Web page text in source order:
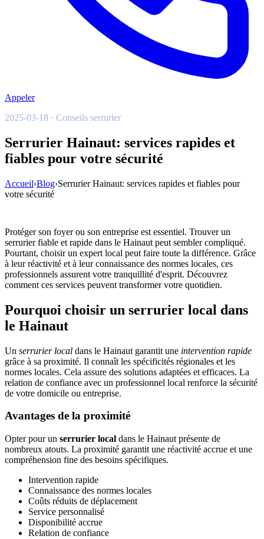
Appeler
2025-03-18 · Conseils serrurier
Serrurier Hainaut: services rapides et
fiables pour votre sécurité
Accueil›Blog›Serrurier Hainaut: services rapides et fiables pour
votre sécurité
Protéger son foyer ou son entreprise est essentiel. Trouver un
serrurier fiable et rapide dans le Hainaut peut sembler compliqué.
Pourtant, choisir un expert local peut faire toute la différence. Grâce
à leur réactivité et à leur connaissance des normes locales, ces
professionnels assurent votre tranquillité d'esprit. Découvrez
comment ces services peuvent transformer votre quotidien.
Pourquoi choisir un serrurier local dans
le Hainaut
Un serrurier local dans le Hainaut garantit une intervention rapide
grâce à sa proximité. Il connaît les spécificités régionales et les
normes locales. Cela assure des solutions adaptées et efficaces. La
relation de confiance avec un professionnel local renforce la sécurité
de votre domicile ou entreprise.
Avantages de la proximité
Opter pour un serrurier local dans le Hainaut présente de
nombreux atouts. La proximité garantit une réactivité accrue et une
compréhension fine des besoins spécifiques.
Intervention rapide
Connaissance des normes locales
Coûts réduits de déplacement
Service personnalisé
Disponibilité accrue
Relation de confiance